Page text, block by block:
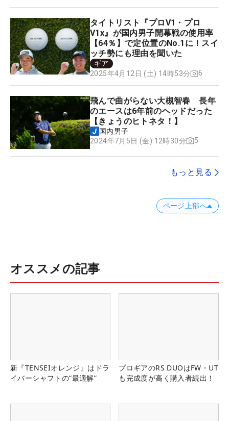
タイトリスト『プロV1・プロ
V1x』が国内男子開幕戦の使用率
【64％】で定位置のNo.1に！スイ
ッチ勢にも理由を聞いた
ギア
2025年4月12日 (土) 14時53分
6
飛んで曲がらない大槻智春 長年
のエースは6年前のヘッドだった
【きょうのヒトネタ！】
国内男子
2024年7月5日 (金) 12時30分
5
もっと見る
ページ上部へ
オススメの記事
新『TENSEIオレンジ』はドラ
イバーシャフトの“最適解”
プロギアのRS DUOはFW・UT
も完成度が高く購入者続出！